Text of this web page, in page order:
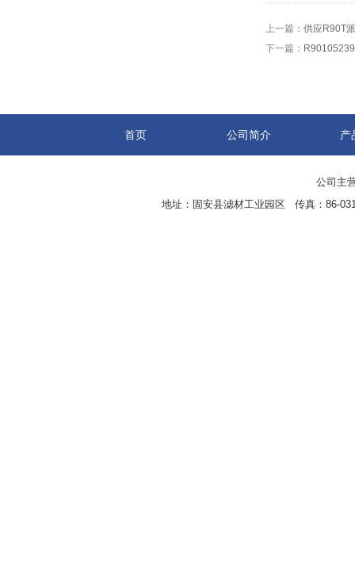
上一篇： 供应R90T
下一篇：
首页 公司简介 产
公司主
地址：固安县滤材工业园区 传真：86-